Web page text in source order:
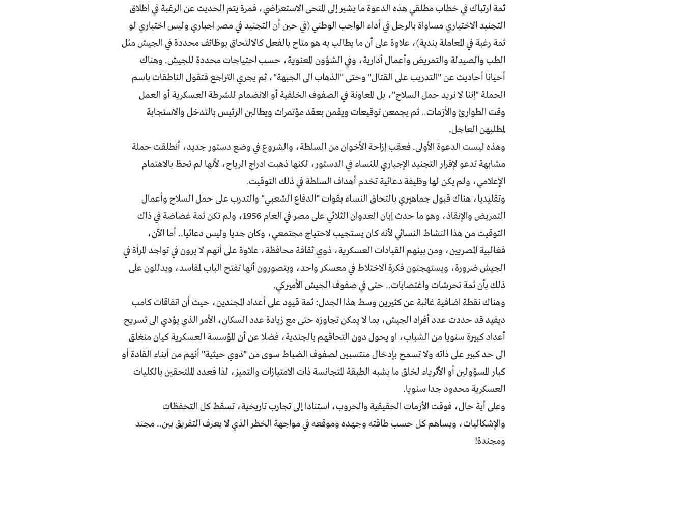
ثمة ارتباك في خطاب مطلقي هذه الدعوة ما يشير إلى المنحى الاستعراضي، فمرة يتم الحديث عن الرغبة في اطلاق
التجنيد الاختياري مساواة بالرجل في أداء الواجب الوطني (في حين أن التجنيد في مصر اجباري وليس اختياري لو
ثمة رغبة في المعاملة بندية)، علاوة على أن ما يطالب به هو متاح بالفعل كالالتحاق بوظائف محددة في الجيش مثل
الطب والصيدلة والتمريض وأعمال أدارية، وفي الشؤون المعنوية، حسب احتياجات محددة للجيش. وهناك
أحيانا أحاديث عن "التدريب على القتال" وحتى "الذهاب الى الجبهة"، ثم يجري التراجع فتقول الناطقات باسم
الحملة "إننا لا نريد حمل السلاح"، بل المعاونة في الصفوف الخلفية أو الانضمام للشرطة العسكرية أو العمل
وقت الطوارئ والأزمات.. ثم يجمعن توقيعات ويقمن بعقد مؤتمرات ويطالبن الرئيس بالتدخل والاستجابة
لمطلبهن العاجل.
وهذه ليست الدعوة الأولى. فعقب إزاحة الأخوان من السلطة، والشروع في وضع دستور جديد، أنطلقت حملة
مشابهة تدعو لإقرار التجنيد الإجباري للنساء في الدستور، لكنها ذهبت ادراج الرياح، لأنها لم تحظ بالاهتمام
الإعلامي، ولم يكن لها وظيفة دعائية تخدم أهداف السلطة في ذلك التوقيت.
وتقليديا، هناك قبول جماهيري بالتحاق النساء بقوات "الدفاع الشعبي" والتدرب على حمل السلاح وأعمال
التمريض والإنقاذ، وهو ما حدث إبان العدوان الثلاثي على مصر في العام 1956، ولم تكن ثمة غضاضة في ذاك
التوقيت من هذا النشاط النسائي لأنه كان يستجيب لاحتياج مجتمعي، وكان جديا وليس دعائيا.. أما الآن،
فغالبية المصريين، ومن بينهم القيادات العسكرية، ذوي ثقافة محافظة، علاوة على أنهم لا يرون في تواجد المرأة في
الجيش ضرورة، ويستهجنون فكرة الاختلاط في معسكر واحد، ويتصورون أنها تفتح الباب لمفاسد، ويدللون على
ذلك بأن ثمة تحرشات واغتصابات.. حتى في صفوف الجيش الأميركي.
وهناك نقطة اضافية غائبة عن كثيرين وسط هذا الجدل: ثمة قيود على أعداد المجندين، حيث أن اتفاقات كامب
ديفيد قد حددت عدد أفراد الجيش، بما لا يمكن تجاوزه حتى مع زيادة عدد السكان، الأمر الذي يؤدي الى تسريح
أعداد كبيرة سنويا من الشباب، او يحول دون التحاقهم بالجندية، فضلا عن أن المؤسسة العسكرية كيان منغلق
الى حد كبير على ذاته ولا تسمح بإدخال منتسبين لصفوف الضباط سوى من "ذوي حيثية" أنهم من أبناء القادة أو
كبار المسؤولين أو الأثرياء لخلق ما يشبه الطبقة المتجانسة ذات الامتيازات والتميز، لذا فعدد الملتحقين بالكليات
العسكرية محدود جدا سنويا.
وعلى أية حال، فوقت الأزمات الحقيقية والحروب، استنادا إلى تجارب تاريخية، تسقط كل التحفظات
والإشكاليات، ويساهم كل حسب طاقته وجهده وموقعه في مواجهة الخطر الذي لا يعرف التفريق بين.. مجند
ومجندة!